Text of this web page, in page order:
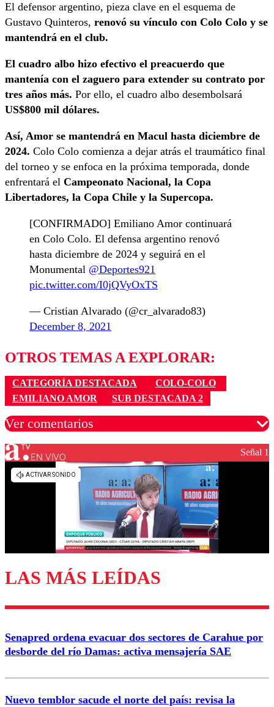
El defensor argentino, pieza clave en el esquema de
Gustavo Quinteros, renovó su vínculo con Colo Colo y se
mantendrá en el club.
El cuadro albo hizo efectivo el preacuerdo que
mantenía con el zaguero para extender su contrato por
tres años más. Por ello, el cuadro albo desembolsará
US$800 mil dólares.
Así, Amor se mantendrá en Macul hasta diciembre de
2024. Colo Colo comienza a dejar atrás el traumático final
del torneo y se enfoca en la próxima temporada, donde
enfrentará el Campeonato Nacional, la Copa
Libertadores, la Copa Chile y la Supercopa.
[CONFIRMADO] Emiliano Amor continuará
en Colo Colo. El defensa argentino renovó
hasta diciembre de 2024 y seguirá en el
Monumental @Deportes921
pic.twitter.com/I0jQVyOxTS
— Cristian Alvarado (@cr_alvarado83)
December 8, 2021
OTROS TEMAS A EXPLORAR:
CATEGORÍA DESTACADA
COLO-COLO
EMILIANO AMOR
SUB DESTACADA 2
Ver comentarios
Los comentarios son moderados para garantizar un
diálogo respetuoso.
Enviar comentario
EN VIVO Señal 1
LAS MÁS LEÍDAS
Senapred ordena evacuar dos sectores de Carahue por
desborde del río Damas: activa mensajería SAE
Nuevo temblor sacude el norte del país: revisa la